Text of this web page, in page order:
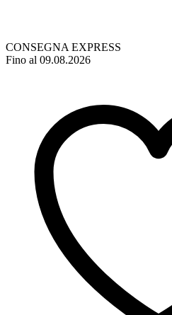
CONSEGNA EXPRESS
Fino al 09.08.2026